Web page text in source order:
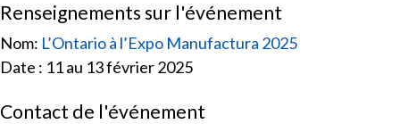
Renseignements sur l'événement
Nom: L’Ontario à l’Expo Manufactura 2025
Date : 11 au 13 février 2025
Contact de l'événement